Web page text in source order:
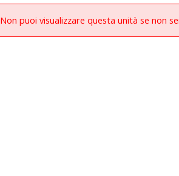
Non puoi visualizzare questa unità se non